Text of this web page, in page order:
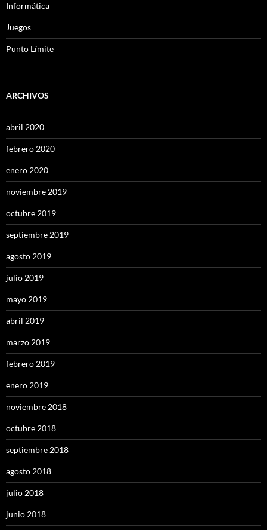
Informática
Juegos
Punto Límite
ARCHIVOS
abril 2020
febrero 2020
enero 2020
noviembre 2019
octubre 2019
septiembre 2019
agosto 2019
julio 2019
mayo 2019
abril 2019
marzo 2019
febrero 2019
enero 2019
noviembre 2018
octubre 2018
septiembre 2018
agosto 2018
julio 2018
junio 2018